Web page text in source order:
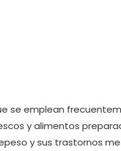
se emplean
y alimentos
y sus trastornos